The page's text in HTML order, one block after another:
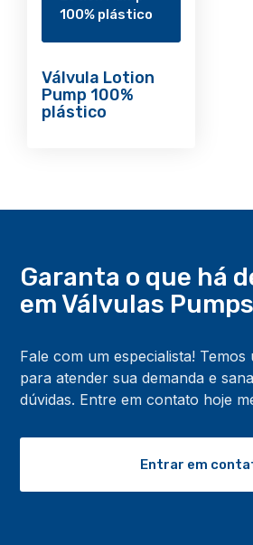
Válvula Lotion
Pump 100%
plástico
Garanta o que há
em Válvulas Pumps
Fale com um especialista!
para atender sua demanda e
dúvidas. Entre em contato hoje
Entrar em